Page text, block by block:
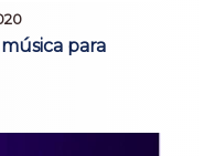
para